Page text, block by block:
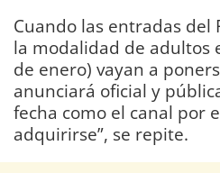
Cuando las entradas del
la modalidad de adultos
de enero) vayan a
anunciará oficial y
fecha como el canal por
adquirirse”, se repite.